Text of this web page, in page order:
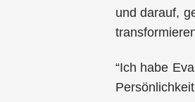
und darauf,
“Ich habe